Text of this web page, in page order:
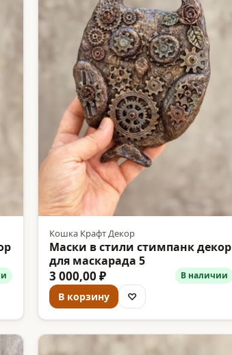
Кошка Крафт Декор
Маски в стили стимпанк декор
для маскарада 5
3 000,00 ₽ В наличии
В корзину ♡